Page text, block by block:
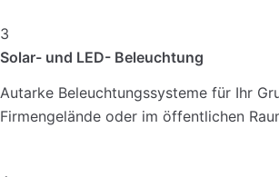
3
Solar- und LED- Beleuchtung
Autarke Beleuchtungssysteme für Ihr
Firmengelände oder im öffentlichen